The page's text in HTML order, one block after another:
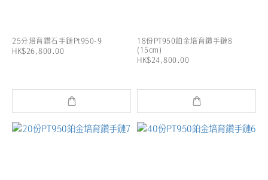
25分培育鑽石手鏈Pt950-9
HK$26,800.00
18份PT950鉑金培育鑽手鏈8
(15cm)
HK$24,800.00